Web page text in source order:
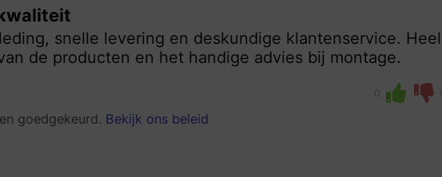
snelle levering en deskundige klantenservice. Heel
de producten en het handige advies bij montage.
0 0
goedgekeurd. Bekijk ons beleid